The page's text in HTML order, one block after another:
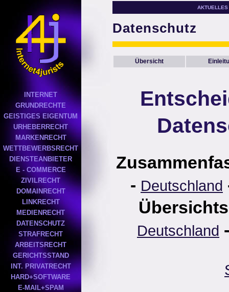
INTERNET
GRUNDRECHTE
GEISTIGES EIGENTUM
URHEBERRECHT
MARKENRECHT
WETTBEWERBSRECHT
DIENSTEANBIETER
E - COMMERCE
ZIVILRECHT
DOMAINRECHT
LINKRECHT
MEDIENRECHT
DATENSCHUTZ
STRAFRECHT
ARBEITSRECHT
GERICHTSSTAND
INT. PRIVATRECHT
HARD+SOFTWARE
E-MAIL+SPAM
AKTUELLES
Datenschutz
Übersicht
- Deutschland
Deutschland